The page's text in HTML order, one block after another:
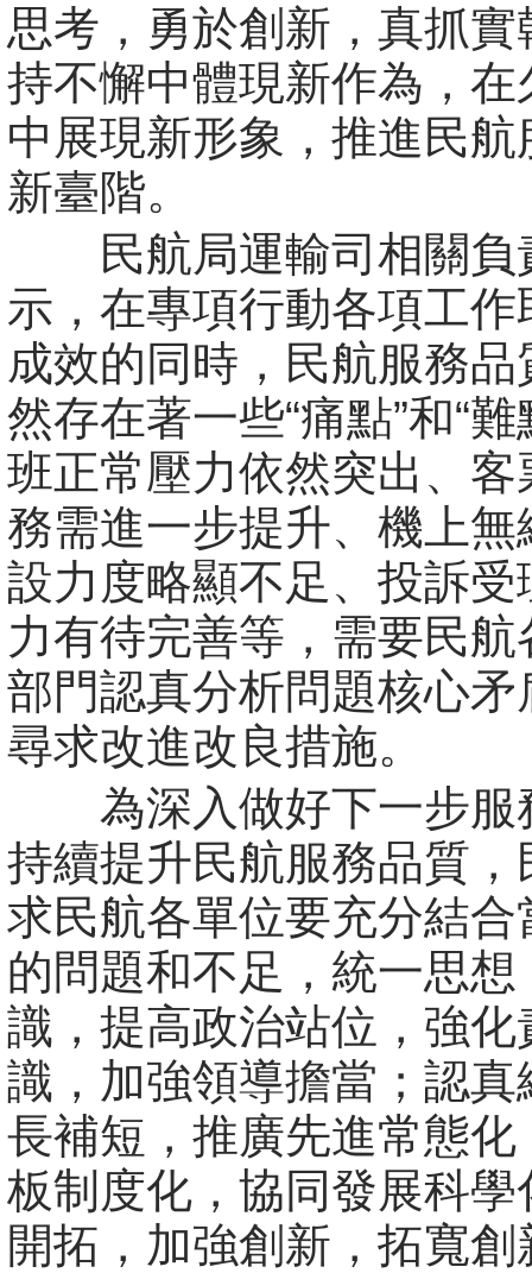
思考，勇於創新，真抓實
持不懈中體現新作為，在
中展現新形象，推進民航
新臺階。
民航局運輸司相關負
示，在專項行動各項工作
成效的同時，民航服務品
然存在著一些“痛點”和“
班正常壓力依然突出、客
務需進一步提升、機上無
設力度略顯不足、投訴受
力有待完善等，需要民航
部門認真分析問題核心矛
尋求改進改良措施。
為深入做好下一步服
持續提升民航服務品質，
求民航各單位要充分結合
的問題和不足，統一思想
識，提高政治站位，強化
識，加強領導擔當；認真
長補短，推廣先進常態化
板制度化，協同發展科學
開拓，加強創新，拓寬創